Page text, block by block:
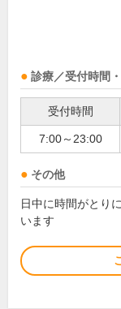
診療／受付時間
受付時間
7:00～23:00
その他
日中に時間がとり
います